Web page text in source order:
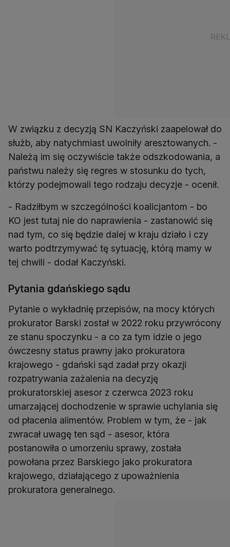
W związku z decyzją SN Kaczyński zaapelował do
służb, aby natychmiast uwolniły aresztowanych. -
Należą im się oczywiście także odszkodowania, a
państwu należy się regres w stosunku do tych,
którzy podejmowali tego rodzaju decyzje - ocenił.
- Radziłbym w szczególności koalicjantom - bo
KO jest tutaj nie do naprawienia - zastanowić się
nad tym, co się będzie dalej w kraju działo i czy
warto podtrzymywać tę sytuację, którą mamy w
tej chwili - dodał Kaczyński.
Pytania gdańskiego sądu
Pytanie o wykładnię przepisów, na mocy których
prokurator Barski został w 2022 roku przywrócony
ze stanu spoczynku - a co za tym idzie o jego
ówczesny status prawny jako prokuratora
krajowego - gdański sąd zadał przy okazji
rozpatrywania zażalenia na decyzję
prokuratorskiej asesor z czerwca 2023 roku
umarzającej dochodzenie w sprawie uchylania się
od płacenia alimentów. Problem w tym, że - jak
zwracał uwagę ten sąd - asesor, która
postanowiła o umorzeniu sprawy, została
powołana przez Barskiego jako prokuratora
krajowego, działającego z upoważnienia
prokuratora generalnego.